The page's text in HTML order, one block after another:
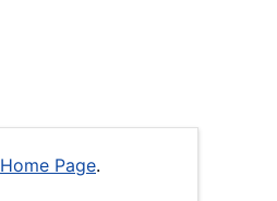
Home Page.